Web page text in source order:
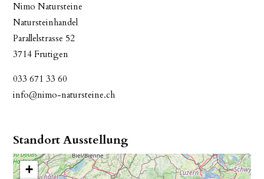
Nimo Natursteine
Natursteinhandel
Parallelstrasse 52
3714 Frutigen
033 671 33 60
info@nimo-natursteine.ch
Standort Ausstellung
+